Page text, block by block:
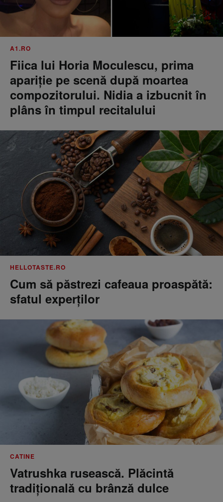
A1.RO
Fiica lui Horia Moculescu, prima
apariție pe scenă după moartea
compozitorului. Nidia a izbucnit în
plâns în timpul recitalului
HELLOTASTE.RO
Cum să păstrezi cafeaua proaspătă:
sfatul experților
CATINE
Vatrushka rusească. Plăcintă
tradițională cu brânză dulce